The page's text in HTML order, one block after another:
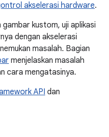
akselerasi hardware.
gambar kustom, uji aplikasi
dengan akselerasi
masalah. Bagian
menjelaskan masalah
cara mengatasinya.
API dan